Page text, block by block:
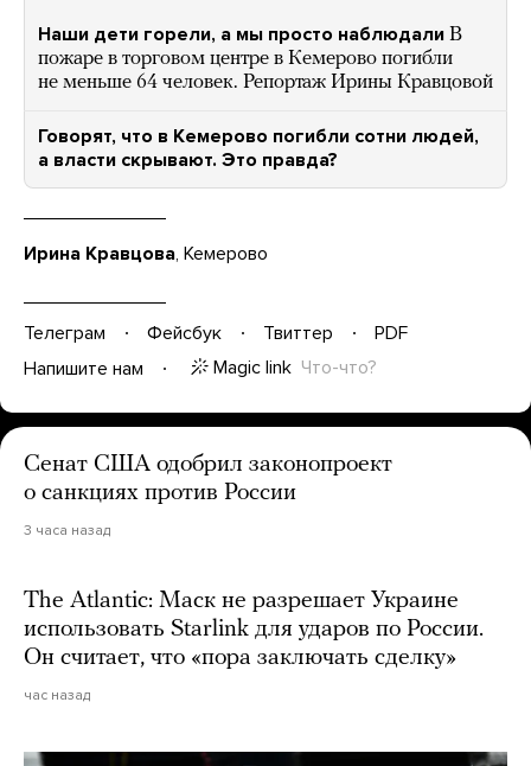
Наши дети горели, а мы просто наблюдали В
пожаре в торговом центре в Кемерово погибли
не меньше 64 человек. Репортаж Ирины Кравцовой
Говорят, что в Кемерово погибли сотни людей,
а власти скрывают. Это правда?
Ирина Кравцова, Кемерово
Телеграм Фейсбук Твиттер
PDF
Напишите нам
Magic link Что-что?
Сенат США одобрил законопроект
о санкциях против России
3 часа назад
The Atlantic: Маск не разрешает Украине
использовать Starlink для ударов по России.
Он считает, что «пора заключать сделку»
час назад